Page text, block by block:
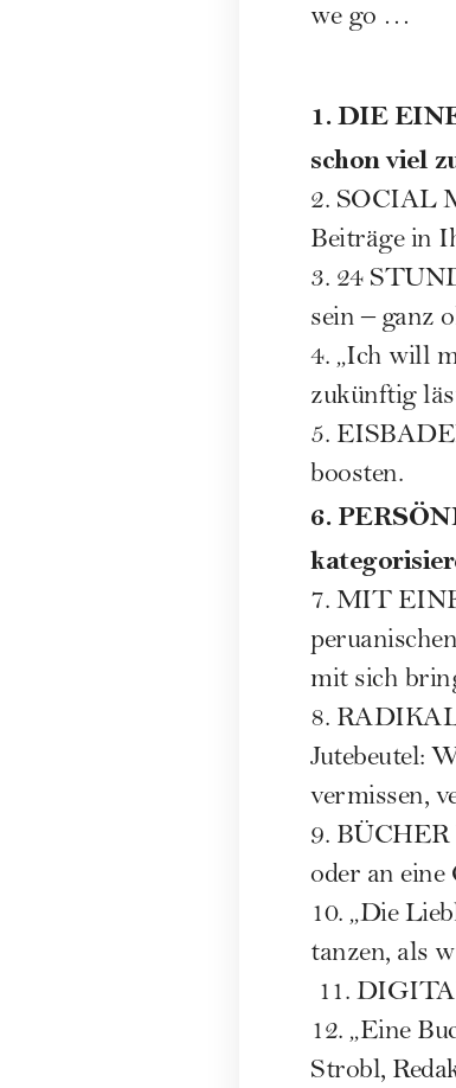
we go …
1. DIE
schon viel
2. SOCIAL
Beiträge in
3. 24
sein – ganz
4. „Ich will
zukünftig
5.
boosten.
6.
7. MIT
mit sich
8. RADIKAL
Jutebeutel:
vermissen,
9. BÜCHER
oder an eine
10. „Die
tanzen, als
11.
12. „Eine
Strobl,